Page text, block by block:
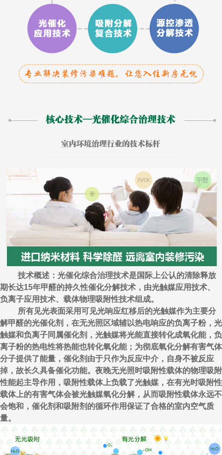
技术概述：光催化综合治理技术是国际上公认的清除释放
期长达15年甲醛的持久性催化分解技术，由光触媒应用技术、
负离子应用技术、载体物理吸附性技术组成。
所有见光表面采用可见光响应红移后的光触媒作为主要分
解甲醛的光催化剂，在无光照区域辅以热电响应的负离子粉，光
触媒和负离子同属催化剂，光触媒将光能直接转化成氧化能，负
离子粉的热电性将热能也转化氧化能；为彻底氧化分解有害气体
分子提供了能量，催化剂由于只作为反应中介，自身不被反应
掉，故长久具备催化功能。夜晚无光照时吸附性载体的物理吸附
性能起主导作用，吸附性载体上负载了光触媒，在有光时吸附性
载体上的有害气体会被光触媒氧化分解，从而吸附性载体永远不
会饱和，催化剂和吸附剂的循环作用保证了合格的室内空气质
量。